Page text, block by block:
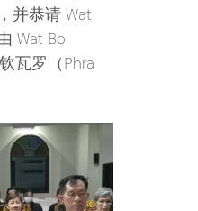
并恭请 Wat
Wat Bo
瓦罗（Phra